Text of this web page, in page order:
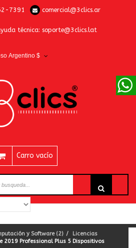
7391 comercial@3clics.ar
técnica: soporte@3clics.lat
Argentino $
Carro vacío
y Software (2)
Licencias
2019 Professional Plus 5 Dispositivos